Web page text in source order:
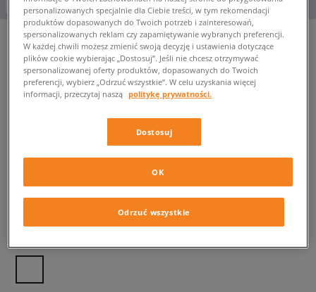
-10% za min. 350 zł kod: LUCK
ADIDAS T-SHIRT TREFOIL TEE
GIRL
dziecięce, koszulki
SIZEERCLUB
personalizowanych specjalnie dla Ciebie treści, w tym rekomendacji
produktów dopasowanych do Twoich potrzeb i zainteresowań,
spersonalizowanych reklam czy zapamiętywanie wybranych preferencji.
W każdej chwili możesz zmienić swoją decyzję i ustawienia dotyczące
plików cookie wybierając „Dostosuj”. Jeśli nie chcesz otrzymywać
spersonalizowanej oferty produktów, dopasowanych do Twoich
preferencji, wybierz „Odrzuć wszystkie”. W celu uzyskania więcej
informacji, przeczytaj naszą politykę prywatności.
Dostosuj
Odrzuć wszystkie
OK